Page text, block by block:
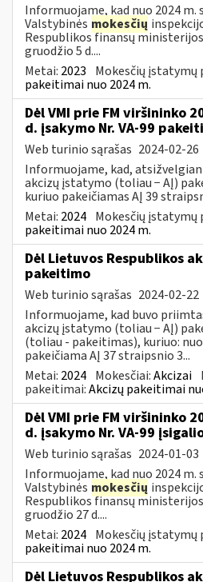
Informuojame, kad nuo 2024 m.
Valstybinės mokesčių
Respublikos finansų
gruodžio 5 d....
Metai: 2023 Mokesčių įstatymų
pakeitimai nuo 2024 m.
Dėl VMI prie FM viršininko
d. įsakymo Nr. VA-99
Web turinio sąrašas 2024-02-26
Informuojame, kad,
akcizų įstatymo (toliau − AĮ)
kuriuo pakeičiamas AĮ 39
Metai: 2024 Mokesčių įstatymų
pakeitimai nuo 2024 m.
Dėl Lietuvos Respublikos
pakeitimo
Web turinio sąrašas 2024-02-22
Informuojame, kad buvo
akcizų įstatymo (toliau − AĮ)
(toliau - pakeitimas), kuriuo: nuo
pakeičiama AĮ 37 straipsnio 3...
Metai: 2024 Mokesčiai:Akcizai
pakeitimai:Akcizų pakeitimai
Dėl VMI prie FM viršininko
d. įsakymo Nr. VA-99
Web turinio sąrašas 2024-01-03
Informuojame, kad nuo 2024 m.
Valstybinės mokesčių
Respublikos finansų
gruodžio 27 d....
Metai: 2024 Mokesčių įstatymų
pakeitimai nuo 2024 m.
Dėl Lietuvos Respublikos